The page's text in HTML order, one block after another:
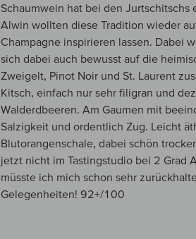
Schaumwein hat bei den
Alwin wollten diese Tradition wieder
Champagne inspirieren lassen. Dabei
sich dabei auch bewusst auf die
Zweigelt, Pinot Noir und St. Laurent
Kitsch, einfach nur sehr filigran und
Walderdbeeren. Am Gaumen mit
Salzigkeit und ordentlich Zug. Leicht
Blutorangenschale, dabei schön
jetzt nicht im Tastingstudio bei 2 Grad
müsste ich mich schon sehr
Gelegenheiten! 92+/100